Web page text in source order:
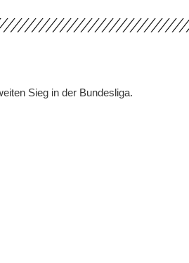
Sieg in der Bundesliga.